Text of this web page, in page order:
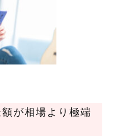
が相場より極端